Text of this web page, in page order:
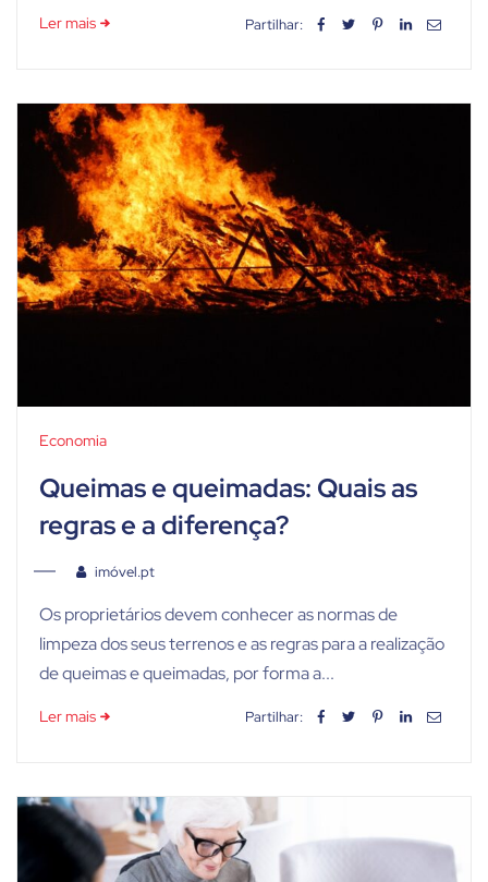
Ler mais Partilhar:
Economia
Queimas e queimadas: Quais as
regras e a diferença?
imóvel.pt
Os proprietários devem conhecer as normas de
limpeza dos seus terrenos e as regras para a realização
de queimas e queimadas, por forma a...
Ler mais Partilhar: